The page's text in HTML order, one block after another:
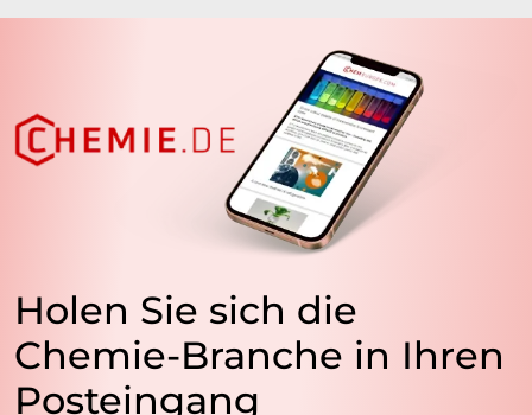
Holen Sie sich die
Chemie-Branche in Ihren
Posteingang